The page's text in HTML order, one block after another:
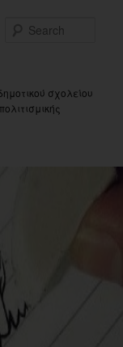
σχολείου